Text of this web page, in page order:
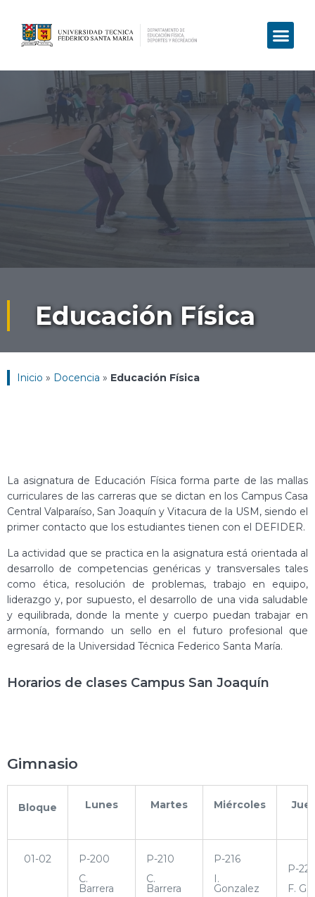
Educación Física
Inicio » Docencia » Educación Física
La asignatura de Educación Física forma parte de las mallas
curriculares de las carreras que se dictan en los Campus Casa
Central Valparaíso, San Joaquín y Vitacura de la USM, siendo el
primer contacto que los estudiantes tienen con el DEFIDER.
La actividad que se practica en la asignatura está orientada al
desarrollo de competencias genéricas y transversales tales
como ética, resolución de problemas, trabajo en equipo,
liderazgo y, por supuesto, el desarrollo de una vida saludable
y equilibrada, donde la mente y cuerpo puedan trabajar en
armonía, formando un sello en el futuro profesional que
egresará de la Universidad Técnica Federico Santa María.
Horarios de clases Campus San Joaquín
Gimnasio
Bloque Lunes Martes Miércoles
01-02
P-200
C.
Barrera
P-210
C.
Barrera
P-216
I.
Gonzalez
P-223
F.